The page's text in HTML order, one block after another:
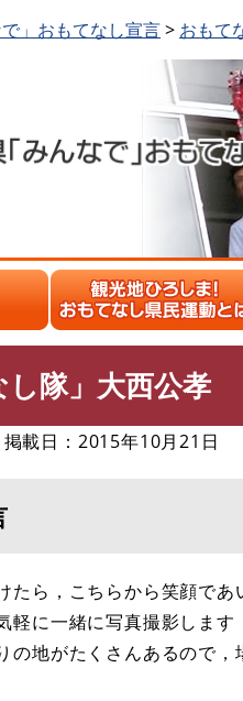
」おもてなし宣言> おもて
し隊」大西公孝
載日：2015年10月21日
ら，こちらから笑顔であ
に一緒に写真撮影します
地がたくさんあるので